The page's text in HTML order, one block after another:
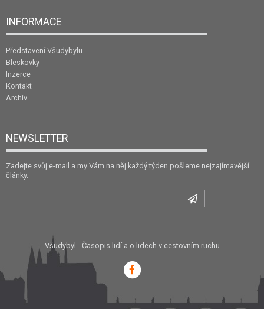
INFORMACE
Představení Všudybylu
Bleskovky
Inzerce
Kontakt
Archiv
NEWSLETTER
Zadejte svůj e-mail a my Vám na něj každý týden pošleme nejzajímavější
články.
Všudybyl - Časopis lidí a o lidech v cestovním ruchu